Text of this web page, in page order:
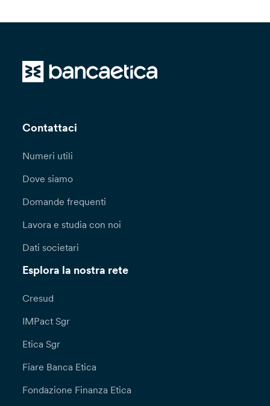
Contattaci
Numeri utili
Dove siamo
Domande frequenti
Lavora e studia con noi
Dati societari
Esplora la nostra rete
Cresud
IMPact Sgr
Etica Sgr
Fiare Banca Etica
Fondazione Finanza Etica